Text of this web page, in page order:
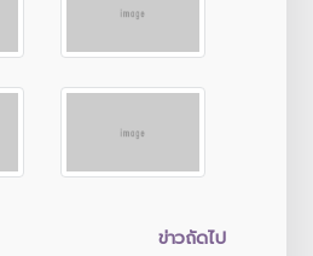
ข่าวถัดไป